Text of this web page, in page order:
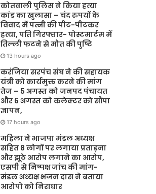
कोतवाली पुलिस ने किया हत्या
कांड का खुलासा – चंद रुपयों के
विवाद में पत्नी की पीट-पीटकर
हत्या, पति गिरफ्तार- पोस्टमार्टम में
तिल्ली फटने से मौत की पुष्टि
13 hours ago
करंजिया सरपंच संघ ने की सहायक
यंत्री को कार्यमुक्त करने की मांग
तेज – 5 अगस्त को जनपद पंचायत
और 6 अगस्त को कलेक्टर को सौंपा
ज्ञापन,
17 hours ago
महिला ने भाजपा मंडल अध्यक्ष
सहित 8 लोगों पर लगाया प्रताड़ना
और झूठे आरोप लगाने का आरोप,
एसपी से निष्पक्ष जांच की मांग-
मंडल अध्यक्ष भजन दास ने बताया
आरोपो को निराधार